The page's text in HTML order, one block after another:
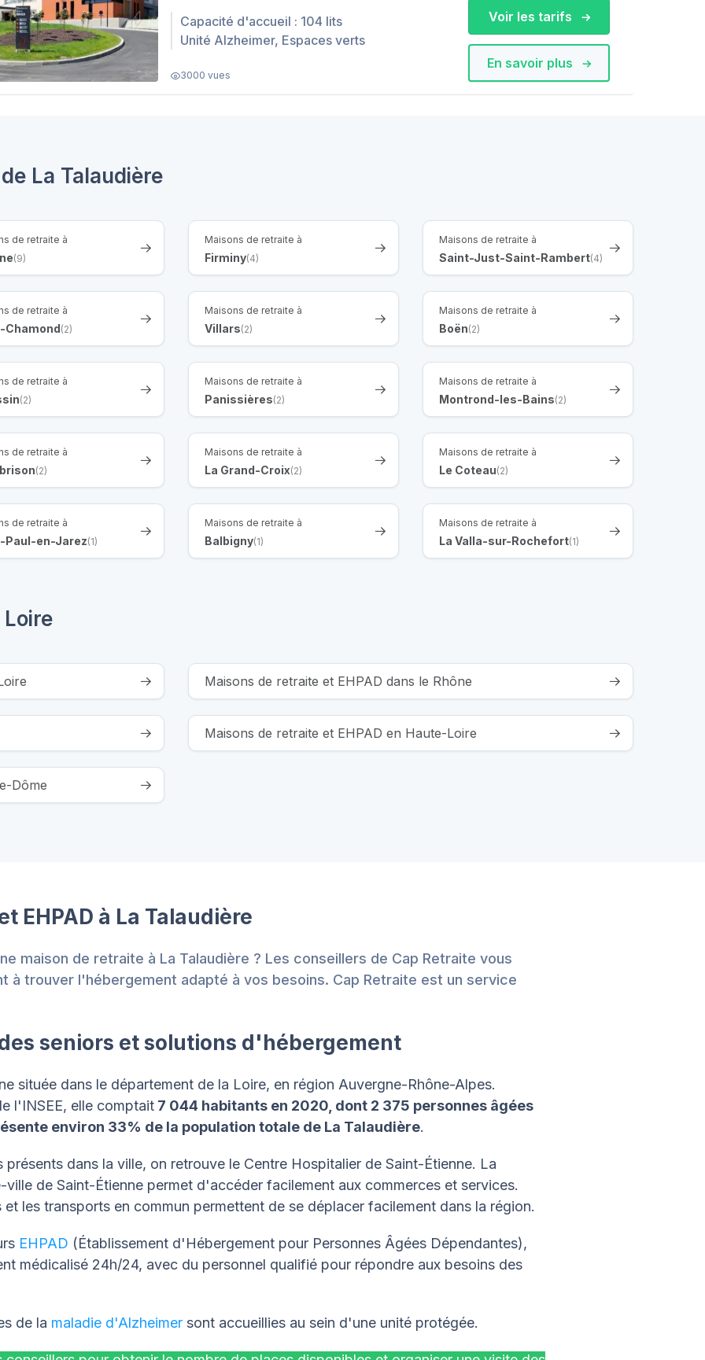
Capacité d'accueil : 104 lits
Unité Alzheimer, Espaces verts
3000 vues
En savoir plus
Voir les tarifs
La Talaudière
de retraite à
(9)
Maisons de retraite à
Firminy(4)
Maisons de retraite à
Saint-Just-Saint-Rambert(4)
de retraite à
Chamond(2)
Maisons de retraite à
Villars(2)
Maisons de retraite à
Boën(2)
de retraite à
(2)
Maisons de retraite à
Panissières(2)
Maisons de retraite à
Montrond-les-Bains(2)
de retraite à
(2)
Maisons de retraite à
La Grand-Croix(2)
Maisons de retraite à
Le Coteau(2)
de retraite à
Paul-en-Jarez(1)
Maisons de retraite à
Balbigny(1)
Maisons de retraite à
La Valla-sur-Rochefort(1)
Maisons de retraite et EHPAD dans le Rhône
Maisons de retraite et EHPAD en Haute-Loire
Dôme
EHPAD à La Talaudière
maison de retraite à La Talaudière ? Les conseillers de Cap Retraite vous
à trouver l'hébergement adapté à vos besoins. Cap Retraite est un service
seniors et solutions d'hébergement
située dans le département de la Loire, en région Auvergne-Rhône-Alpes.
l'INSEE, elle comptait7 044 habitants en 2020, dont 2 375 personnes âgées
environ 33% de la population totale de La Talaudière.
dans la ville, on retrouve le Centre Hospitalier de Saint-Étienne. La
de Saint-Étienne permet d'accéder facilement aux commerces et services.
les transports en commun permettent de se déplacer facilement dans la région.
EHPAD (Établissement d'Hébergement pour Personnes Âgées Dépendantes),
médicalisé 24h/24, avec du personnel qualifié pour répondre aux besoins des
de la maladie d'Alzheimersont accueillies au sein d'une unité protégée.